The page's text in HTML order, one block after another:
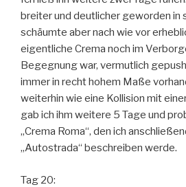
breiter und deutlicher geworden in
schäumte aber nach wie vor
eigentliche Crema noch im
Begegnung war, vermutlich
immer in recht hohem Maße
weiterhin wie eine Kollision mit
gab ich ihm weitere 5 Tage und
„Crema Roma“, den ich
„Autostrada“ beschreiben werde.
Tag 20: